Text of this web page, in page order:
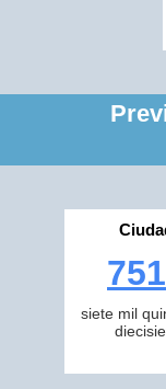
siete mil